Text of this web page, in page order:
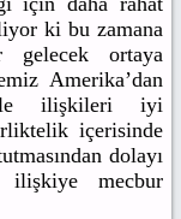
ki bu zamana
ortaya
Amerika’dan
ilişkileri iyi
içerisinde
dolayı
mecbur